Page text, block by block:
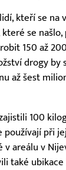
kteří se na
se
150 až
drogy by
až šest
100
používají při
areálu v
také